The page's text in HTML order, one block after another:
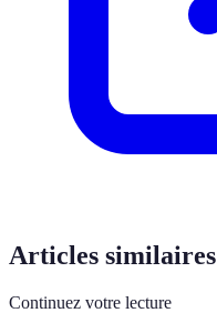
Articles similaires
Continuez votre lecture